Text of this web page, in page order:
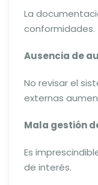
La
conformidades.
Ausencia de
No revisar el
externas
Mala gestión
Es
de interés.